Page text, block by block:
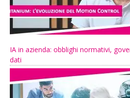
IA in azienda: obblighi normativi,
dati